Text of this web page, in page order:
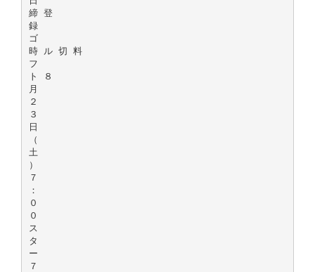
締 登
録
ゴ
時 ル 切 料
フ
ト ８
月
２
３
日
（
土
）
７
：
０
０
ス
タ
ー
７